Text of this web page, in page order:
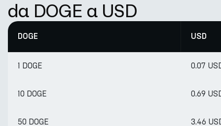
da DOGE a USD
DOGE USD
1 DOGE 0.07
10 DOGE 0.69
50 DOGE 3.46